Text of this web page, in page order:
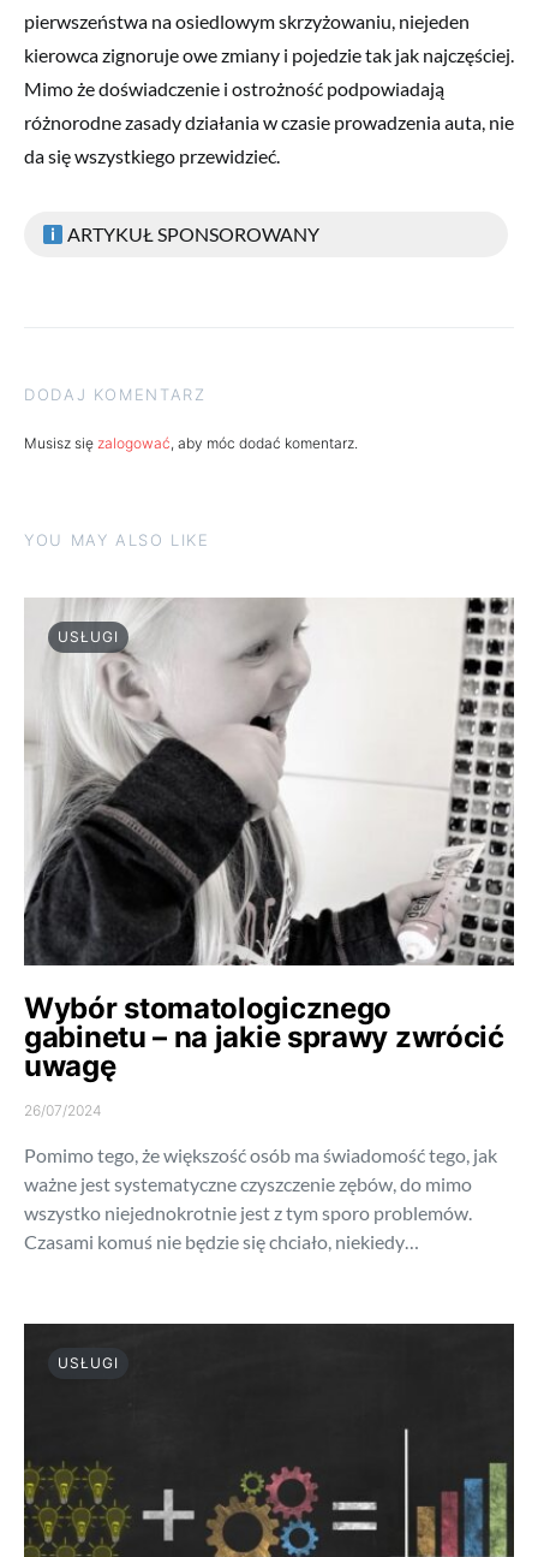
pierwszeństwa na osiedlowym skrzyżowaniu, niejeden
kierowca zignoruje owe zmiany i pojedzie tak jak najczęściej.
Mimo że doświadczenie i ostrożność podpowiadają
różnorodne zasady działania w czasie prowadzenia auta, nie
da się wszystkiego przewidzieć.
ARTYKUŁ SPONSOROWANY
DODAJ KOMENTARZ
Musisz się zalogować, aby móc dodać komentarz.
YOU MAY ALSO LIKE
USŁUGI
Wybór stomatologicznego
gabinetu – na jakie sprawy zwrócić
uwagę
26/07/2024
Pomimo tego, że większość osób ma świadomość tego, jak
ważne jest systematyczne czyszczenie zębów, do mimo
wszystko niejednokrotnie jest z tym sporo problemów.
Czasami komuś nie będzie się chciało, niekiedy…
USŁUGI